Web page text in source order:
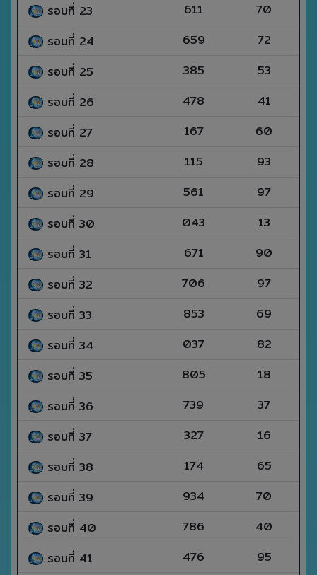
รอบที่ 23
611
70
รอบที่ 24
659
72
รอบที่ 25
385
53
รอบที่ 26
478
41
รอบที่ 27
167
60
รอบที่ 28
115
93
รอบที่ 29
561
97
รอบที่ 30
043
13
รอบที่ 31
671
90
รอบที่ 32
706
97
รอบที่ 33
853
69
รอบที่ 34
037
82
รอบที่ 35
805
18
รอบที่ 36
739
37
รอบที่ 37
327
16
รอบที่ 38
174
65
รอบที่ 39
934
70
รอบที่ 40
786
40
รอบที่ 41
476
95